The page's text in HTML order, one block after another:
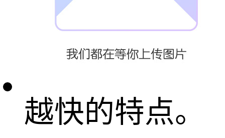
热固化，具有
温度越高固化
越快的特点。